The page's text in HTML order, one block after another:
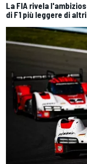
La FIA rivela
di F1 più leggere di